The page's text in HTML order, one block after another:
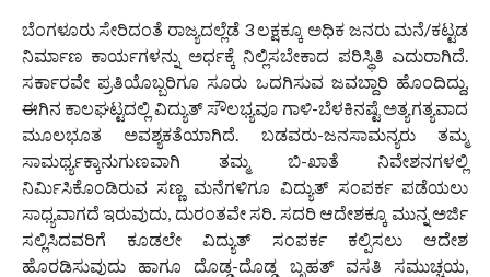
ಬೆಂಗಳೂರು ಸೇರಿದಂತೆ ರಾಜ್ಯದಲ್ಲೆಡೆ 3 ಲಕ್ಷಕ್ಕೂ ಅಧಿಕ ಜನರು ಮನೆ/ಕಟ್ಟಡ
ನಿರ್ಮಾಣ ಕಾರ್ಯಗಳನ್ನು ಅರ್ಧಕ್ಕೆ ನಿಲ್ಲಿಸಬೇಕಾದ ಪರಿಸ್ಥಿತಿ ಎದುರಾಗಿದೆ.
ಸರ್ಕಾರವೇ ಪ್ರತಿಯೊಬ್ಬರಿಗೂ ಸೂರು ಒದಗಿಸುವ ಜವಬ್ದಾರಿ ಹೊಂದಿದ್ದು,
ಈಗಿನ ಕಾಲಘಟ್ಟದಲ್ಲಿ ವಿದ್ಯುತ್ ಸೌಲಭ್ಯವೂ ಗಾಳಿ-ಬೆಳಕಿನಷ್ಟೆ ಅತ್ಯಗತ್ಯವಾದ
ಮೂಲಭೂತ ಅವಶ್ಯಕತೆಯಾಗಿದೆ. ಬಡವರು-ಜನಸಾಮನ್ಯರು ತಮ್ಮ
ಸಾಮರ್ಥ್ಯಕ್ಕಾನುಗುಣವಾಗಿ ತಮ್ಮ ಬಿ-ಖಾತೆ ನಿವೇಶನಗಳಲ್ಲಿ
ನಿರ್ಮಿಸಿಕೊಂಡಿರುವ ಸಣ್ಣ ಮನೆಗಳಿಗೂ ವಿದ್ಯುತ್ ಸಂಪರ್ಕ ಪಡೆಯಲು
ಸಾಧ್ಯವಾಗದೆ ಇರುವುದು, ದುರಂತವೇ ಸರಿ. ಸದರಿ ಆದೇಶಕ್ಕೂ ಮುನ್ನ ಅರ್ಜಿ
ಸಲ್ಲಿಸಿದವರಿಗೆ ಕೂಡಲೇ ವಿದ್ಯುತ್ ಸಂಪರ್ಕ ಕಲ್ಪಿಸಲು ಆದೇಶ
ಹೊರಡಿಸುವುದು ಹಾಗೂ ದೊಡ್ಡ-ದೊಡ್ಡ ಬೃಹತ್ ವಸತಿ ಸಮುಚ್ಚಯ,